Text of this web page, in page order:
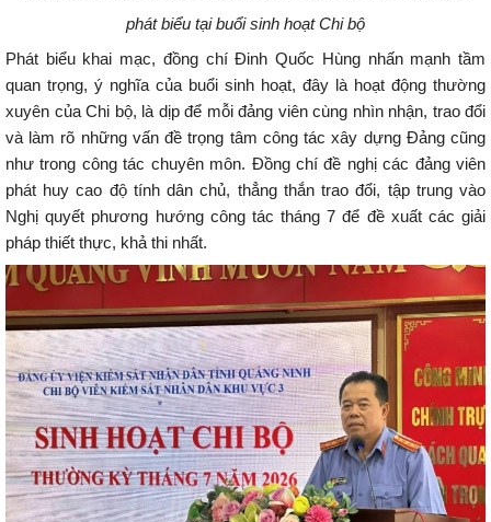
phát biểu tại buổi sinh hoạt Chi bộ
Phát biểu khai mạc, đồng chí Đinh Quốc Hùng nhấn mạnh tầm
quan trọng, ý nghĩa của buổi sinh hoạt, đây là hoạt động thường
xuyên của Chi bộ, là dịp để mỗi đảng viên cùng nhìn nhận, trao đổi
và làm rõ những vấn đề trọng tâm công tác xây dựng Đảng cũng
như trong công tác chuyên môn. Đồng chí đề nghị các đảng viên
phát huy cao độ tính dân chủ, thẳng thắn trao đổi, tập trung vào
Nghị quyết phương hướng công tác tháng 7 để đề xuất các giải
pháp thiết thực, khả thi nhất.